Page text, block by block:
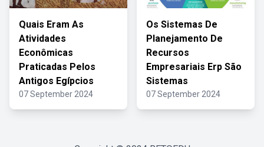
Quais Eram As
Atividades
Econômicas
Praticadas Pelos
Antigos Egípcios
07 September 2024
Os Sistemas De
Planejamento De
Recursos
Empresariais Erp São
Sistemas
07 September 2024